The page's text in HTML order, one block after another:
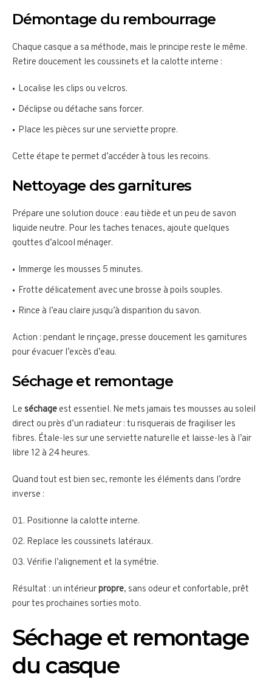
Démontage du rembourrage
Chaque casque a sa méthode, mais le principe reste le même.
Retire doucement les coussinets et la calotte interne :
Localise les clips ou velcros.
Déclipse ou détache sans forcer.
Place les pièces sur une serviette propre.
Cette étape te permet d’accéder à tous les recoins.
Nettoyage des garnitures
Prépare une solution douce : eau tiède et un peu de savon
liquide neutre. Pour les taches tenaces, ajoute quelques
gouttes d’alcool ménager.
Immerge les mousses 5 minutes.
Frotte délicatement avec une brosse à poils souples.
Rince à l’eau claire jusqu’à disparition du savon.
Action : pendant le rinçage, presse doucement les garnitures
pour évacuer l’excès d’eau.
Séchage et remontage
Le séchage est essentiel. Ne mets jamais tes mousses au soleil
direct ou près d’un radiateur : tu risquerais de fragiliser les
fibres. Étale-les sur une serviette naturelle et laisse-les à l’air
libre 12 à 24 heures.
Quand tout est bien sec, remonte les éléments dans l’ordre
inverse :
Positionne la calotte interne.
Replace les coussinets latéraux.
Vérifie l’alignement et la symétrie.
Résultat : un intérieurpropre, sans odeur et confortable, prêt
pour tes prochaines sorties moto.
Séchage et remontage
du casque